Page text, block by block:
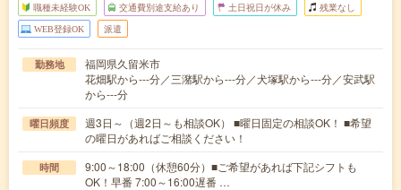
職種未経験OK 交通費別途支給あり 土日祝日が休み 残業なし
WEB登録OK 派遣
勤務地
福岡県久留米市
花畑駅から---分／三潴駅から---分／犬塚駅から---分／安武駅
から---分
曜日頻度
週3日～（週2日～も相談OK） ■曜日固定の相談OK！ ■希望
の曜日があればご相談ください！
時間
9:00～18:00（休憩60分）■ご希望があれば下記シフトも
OK！早番 7:00～16:00遅番 …